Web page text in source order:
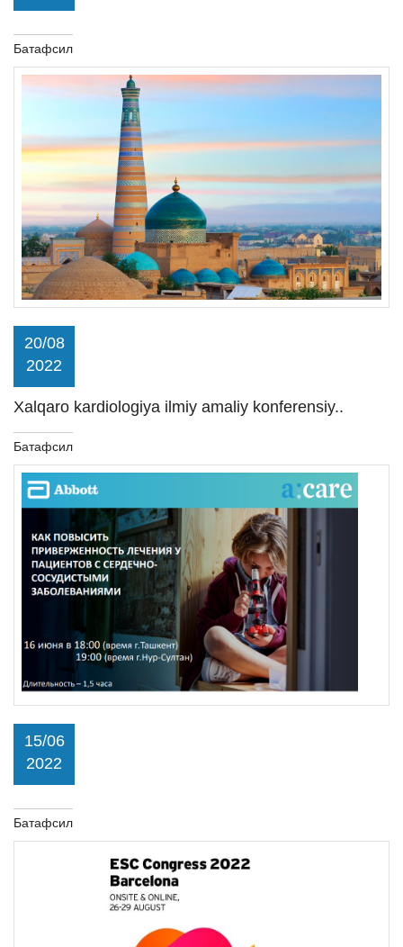
Батафсил
20/08
2022
Xalqaro kardiologiya ilmiy amaliy konferensiy..
Батафсил
15/06
2022
Батафсил